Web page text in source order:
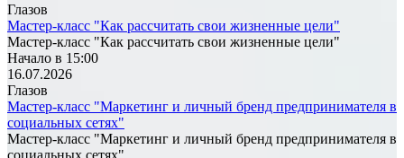
Глазов
Мастер-класс "Как рассчитать свои жизненные цели"
Мастер-класс "Как рассчитать свои жизненные цели"
Начало в 15:00
16.07.2026
Глазов
Мастер-класс "Маркетинг и личный бренд предпринимателя в
социальных сетях"
Мастер-класс "Маркетинг и личный бренд предпринимателя в
социальных сетях"